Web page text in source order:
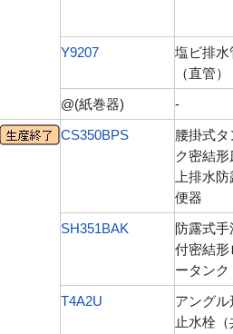
Y9207
塩ビ排水
（直管）
@(紙巻器)
-
CS350BPS
腰掛式タ
ク密結形
上排水
便器
SH351BAK
防露式手
付密結形
ータンク
T4A2U
アングル
止水栓（